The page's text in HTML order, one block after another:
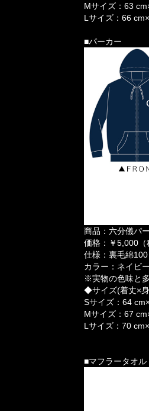
Mサイズ：63
Lサイズ：66
■パーカー
商品：六分儀パ
価格：￥5,000（
仕様：裏毛綿
カラー：ネイビー
※実物の色味と
◆サイズ(着丈×
Sサイズ：64
Mサイズ：67
Lサイズ：70
■マフラータオル